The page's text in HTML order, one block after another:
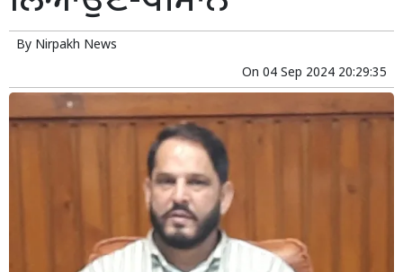
By Nirpakh News
On 04 Sep 2024 20:29:35